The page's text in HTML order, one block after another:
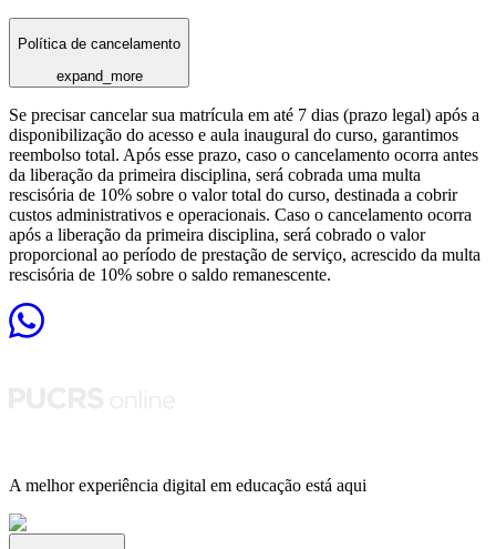
Política de cancelamento
expand_more
Se precisar cancelar sua matrícula em até 7 dias (prazo legal) após a
disponibilização do acesso e aula inaugural do curso, garantimos
reembolso total. Após esse prazo, caso o cancelamento ocorra antes
da liberação da primeira disciplina, será cobrada uma multa
rescisória de 10% sobre o valor total do curso, destinada a cobrir
custos administrativos e operacionais. Caso o cancelamento ocorra
após a liberação da primeira disciplina, será cobrado o valor
proporcional ao período de prestação de serviço, acrescido da multa
rescisória de 10% sobre o saldo remanescente.
A melhor experiência digital em educação está aqui